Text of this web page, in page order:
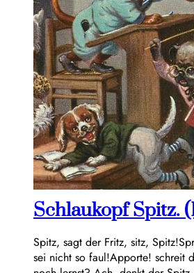
Schlaukopf Spitz.
Spitz, sagt der Fritz, sitz,
sei nicht so faul!Apporte! schreit